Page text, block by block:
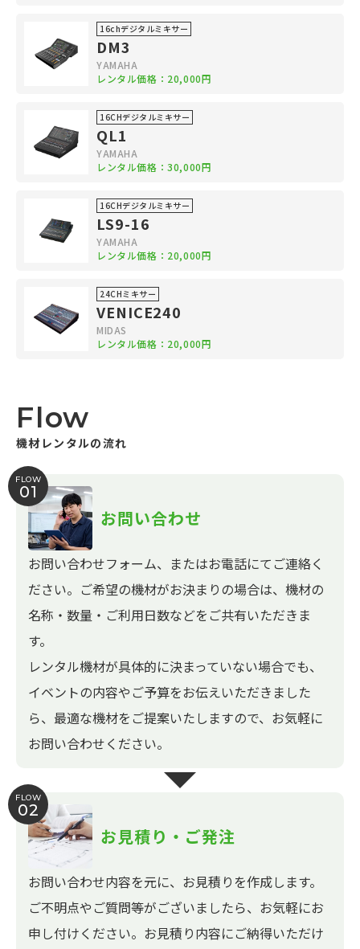
16chデジタルミキサー
DM3
YAMAHA
レンタル価格：20,000円
16CHデジタルミキサー
QL1
YAMAHA
レンタル価格：30,000円
16CHデジタルミキサー
LS9-16
YAMAHA
レンタル価格：20,000円
24CHミキサー
VENICE240
MIDAS
レンタル価格：20,000円
Flow
機材レンタルの流れ
FLOW
01
お問い合わせ
お問い合わせフォーム、またはお電話にてご連絡く
ださい。ご希望の機材がお決まりの場合は、機材の
名称・数量・ご利用日数などをご共有いただきま
す。
レンタル機材が具体的に決まっていない場合でも、
イベントの内容やご予算をお伝えいただきました
ら、最適な機材をご提案いたしますので、お気軽に
お問い合わせください。
FLOW
02
お見積り・ご発注
お問い合わせ内容を元に、お見積りを作成します。
ご不明点やご質問等がございましたら、お気軽にお
申し付けください。お見積り内容にご納得いただけ